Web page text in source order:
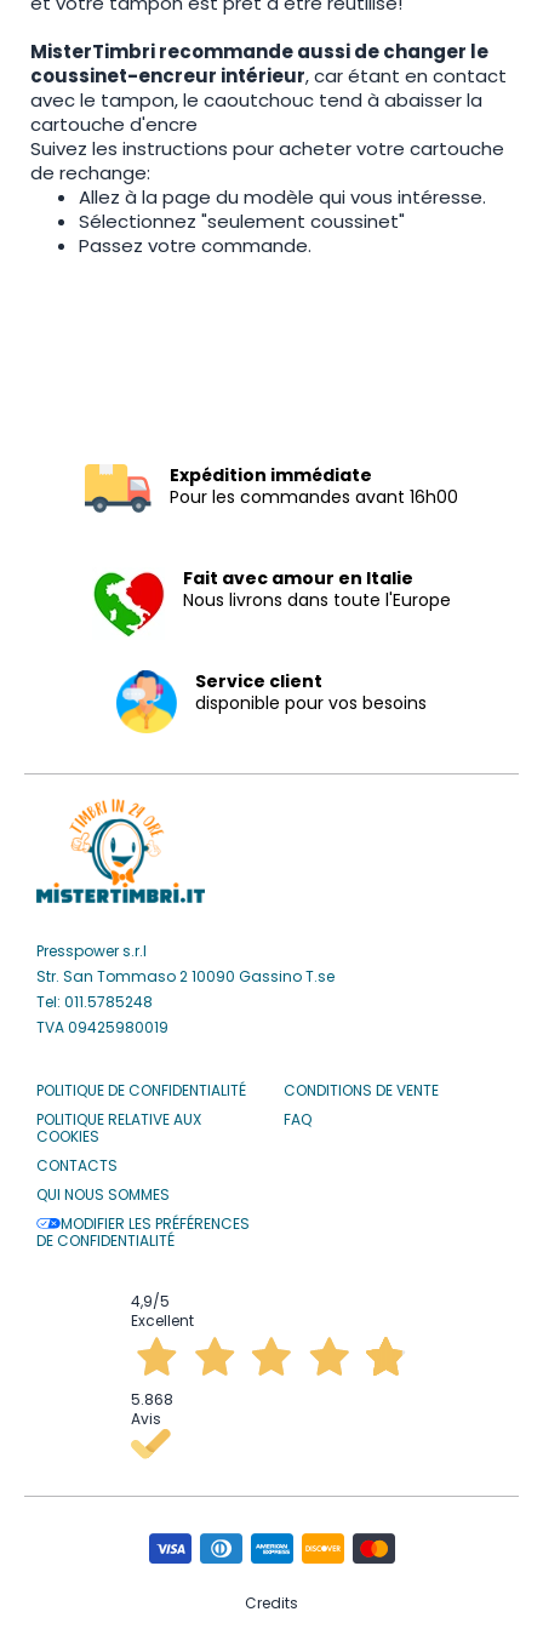
MisterTimbri recommande aussi de changer le
coussinet-encreur intérieur, car étant en contact
avec le tampon, le caoutchouc tend à abaisser la
cartouche d'encre
Suivez les instructions pour acheter votre cartouche
de rechange:
Allez à la page du modèle qui vous intéresse.
Sélectionnez "seulement coussinet"
Passez votre commande.
Expédition immédiate
Pour les commandes avant 16h00
Fait avec amour en Italie
Nous livrons dans toute l'Europe
Service client
disponible pour vos besoins
Presspower s.r.l
Str. San Tommaso 2 10090 Gassino T.se
Tel: 011.5785248
TVA 09425980019
POLITIQUE DE CONFIDENTIALITÉ
POLITIQUE RELATIVE AUX
COOKIES
CONTACTS
QUI NOUS SOMMES
MODIFIER LES PRÉFÉRENCES
DE CONFIDENTIALITÉ
CONDITIONS DE VENTE
FAQ
4,9/5
Excellent
5.868
Avis
Credits